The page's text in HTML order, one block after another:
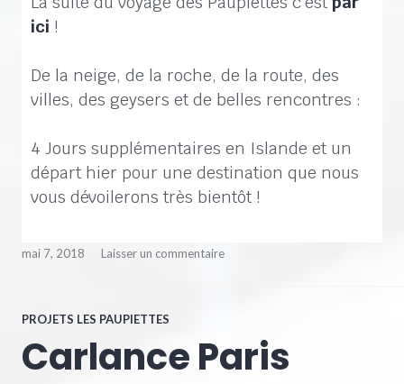
ici !
De la neige, de la roche, de la route, des
villes, des geysers et de belles rencontres :
4 Jours supplémentaires en Islande et un
départ hier pour une destination que nous
vous dévoilerons très bientôt !
mai 7, 2018 Laisser un commentaire
PROJETS LES PAUPIETTES
Carlance Paris